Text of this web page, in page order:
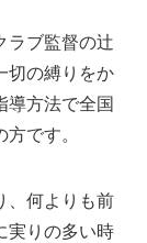
ラブ監督の辻
切の縛りをか
導方法で全国
です。
、何よりも前
実りの多い時